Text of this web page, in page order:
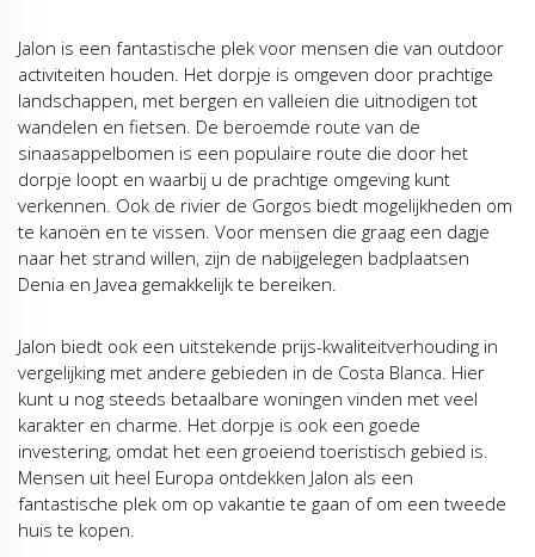
Jalon is een fantastische plek voor mensen die van outdoor
activiteiten houden. Het dorpje is omgeven door prachtige
landschappen, met bergen en valleien die uitnodigen tot
wandelen en fietsen. De beroemde route van de
sinaasappelbomen is een populaire route die door het
dorpje loopt en waarbij u de prachtige omgeving kunt
verkennen. Ook de rivier de Gorgos biedt mogelijkheden om
te kanoën en te vissen. Voor mensen die graag een dagje
naar het strand willen, zijn de nabijgelegen badplaatsen
Denia en Javea gemakkelijk te bereiken.
Jalon biedt ook een uitstekende prijs-kwaliteitverhouding in
vergelijking met andere gebieden in de Costa Blanca. Hier
kunt u nog steeds betaalbare woningen vinden met veel
karakter en charme. Het dorpje is ook een goede
investering, omdat het een groeiend toeristisch gebied is.
Mensen uit heel Europa ontdekken Jalon als een
fantastische plek om op vakantie te gaan of om een tweede
huis te kopen.